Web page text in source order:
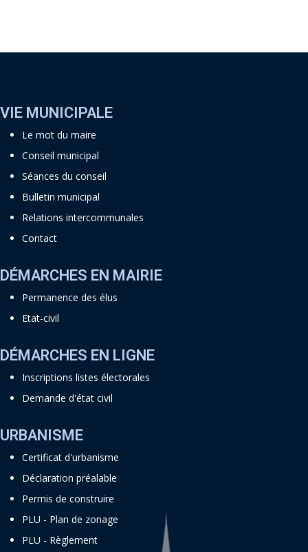
VIE MUNICIPALE
Le mot du maire
Conseil municipal
Séances du conseil
Bulletin municipal
Relations intercommunales
Contact
DÉMARCHES EN MAIRIE
Permanence des élus
Etat-civil
DÉMARCHES EN LIGNE
Inscriptions listes électorales
Demande d'état civil
URBANISME
Certificat d'urbanisme
Déclaration préalable
Permis de construire
PLU - Plan de zonage
PLU - Règlement